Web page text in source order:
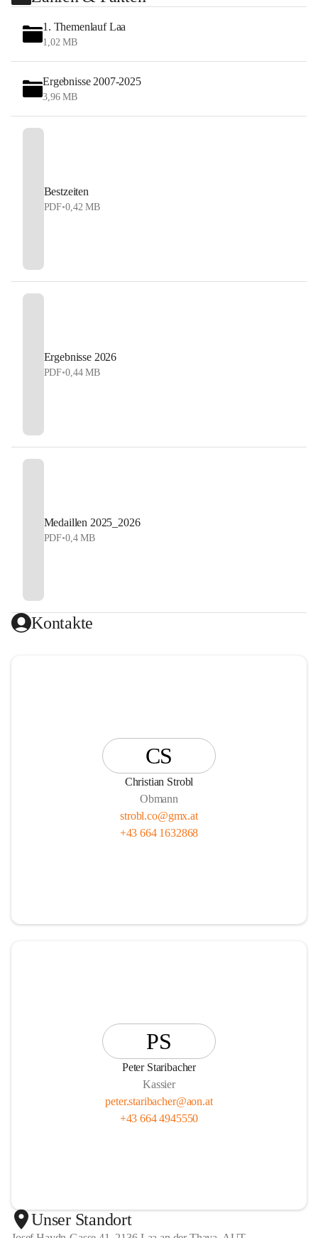
1. Themenlauf Laa
1,02 MB
Ergebnisse 2007-2025
3,96 MB
Bestzeiten
PDF•0,42 MB
Ergebnisse 2026
PDF•0,44 MB
Medaillen 2025_2026
PDF•0,4 MB
Kontakte
CS
Christian Strobl
Obmann
strobl.co@gmx.at
+43 664 1632868
PS
Peter Staribacher
Kassier
peter.staribacher@aon.at
+43 664 4945550
Unser Standort